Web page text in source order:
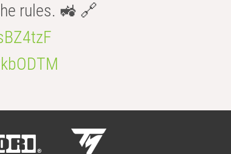
rules. 🚜 🔗